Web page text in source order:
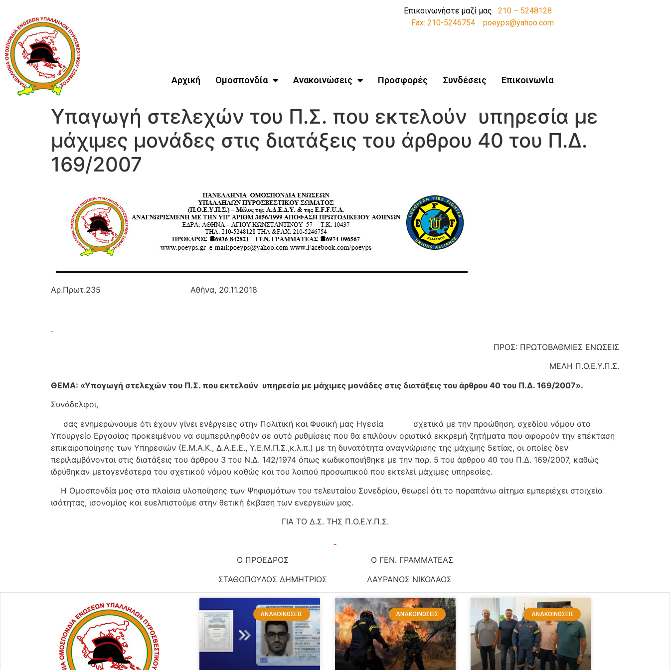
Επικοινωνήστε μαζί μας 210 – 5248128
Fax: 210-5246754
poeyps@yahoo.com
Αρχική Ομοσπονδία Ανακοινώσεις Προσφορές Συνδέσεις Επικοινωνία
Υπαγωγή στελεχών του Π.Σ. που εκτελούν υπηρεσία με
μάχιμες μονάδες στις διατάξεις του άρθρου 40 του Π.Δ.
169/2007
Αρ.Πρωτ.235 Αθήνα, 20.11.2018
ΠΡΟΣ: ΠΡΩΤΟΒΑΘΜΙΕΣ ΕΝΩΣΕΙΣ
ΜΕΛΗ Π.Ο.Ε.Υ.Π.Σ.
ΘΕΜΑ: «Υπαγωγή στελεχών του Π.Σ. που εκτελούν υπηρεσία με μάχιμες μονάδες στις διατάξεις του άρθρου 40 του Π.Δ. 169/2007».
Συνάδελφοι,
σας ενημερώνουμε ότι έχουν γίνει ενέργειες στην Πολιτική και Φυσική μας Ηγεσία σχετικά με την προώθηση, σχεδίου νόμου στο
Υπουργείο Εργασίας προκειμένου να συμπεριληφθούν σε αυτό ρυθμίσεις που θα επιλύουν οριστικά εκκρεμή ζητήματα που αφορούν την επέκταση
επικαιροποίησης των Υπηρεσιών (Ε.Μ.Α.Κ., Δ.Α.Ε.Ε., Υ.Ε.Μ.Π.Σ.,κ.λ.π.) με τη δυνατότητα αναγνώρισης της μάχιμης 5ετίας, οι οποίες δεν
περιλαμβάνονται στις διατάξεις του άρθρου 3 του Ν.Δ. 142/1974 όπως κωδικοποιήθηκε με την παρ. 5 του άρθρου 40 του Π.Δ. 169/2007, καθώς
ιδρύθηκαν μεταγενέστερα του σχετικού νόμου καθώς και του λοιπού προσωπικού που εκτελεί μάχιμες υπηρεσίες.
Η Ομοσπονδία μας στα πλαίσια υλοποίησης των Ψηφισμάτων του τελευταίου Συνεδρίου, θεωρεί ότι το παραπάνω αίτημα εμπεριέχει στοιχεία
ισότητας, ισονομίας και ευελπιστούμε στην θετική έκβαση των ενεργειών μας.
ΓΙΑ ΤΟ Δ.Σ. ΤΗΣ Π.Ο.Ε.Υ.Π.Σ.
Ο ΠΡΟΕΔΡΟΣ
Ο ΓΕΝ. ΓΡΑΜΜΑΤΕΑΣ
ΣΤΑΘΟΠΟΥΛΟΣ ΔΗΜΗΤΡΙΟΣ
ΛΑΥΡΑΝΟΣ ΝΙΚΟΛΑΟΣ
ΑΝΑΚΟΙΝΏΣΕΙΣ ΑΝΑΚΟΙΝΏΣΕΙΣ ΑΝΑΚΟΙΝΏΣΕΙΣ